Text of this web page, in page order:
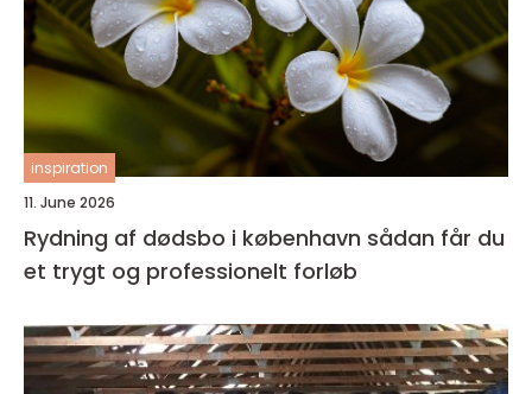
inspiration
11. June 2026
Rydning af dødsbo i københavn sådan får du
et trygt og professionelt forløb